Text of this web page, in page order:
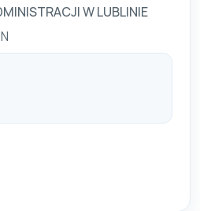
W LUBLINIE